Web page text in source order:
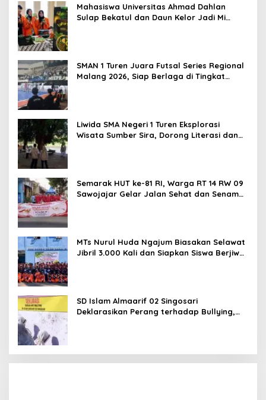
Mahasiswa Universitas Ahmad Dahlan
Sulap Bekatul dan Daun Kelor Jadi Mi
SMAN 1 Turen Juara Futsal Series Regional
Malang 2026, Siap Berlaga di Tingkat
Liwida SMA Negeri 1 Turen Eksplorasi
Wisata Sumber Sira, Dorong Literasi dan
Semarak HUT ke-81 RI, Warga RT 14 RW 09
Sawojajar Gelar Jalan Sehat dan Senam
MTs Nurul Huda Ngajum Biasakan Selawat
Jibril 3.000 Kali dan Siapkan Siswa Berjiwa
SD Islam Almaarif 02 Singosari
Deklarasikan Perang terhadap Bullying,